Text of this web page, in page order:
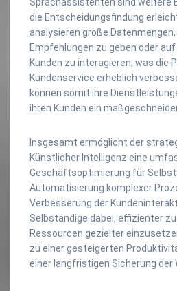
die Entscheidungsfindung
analysieren große
Empfehlungen zu geben oder
Kunden zu interagieren, was die
Kundenservice erheblich
können somit ihre
ihren Kunden ein
Insgesamt ermöglicht der
Künstlicher Intelligenz eine
Geschäftsoptimierung für
Automatisierung komplexer
Verbesserung der
Selbständige dabei, effizienter
Ressourcen gezielter
zu einer gesteigerten
einer langfristigen Sicherung der